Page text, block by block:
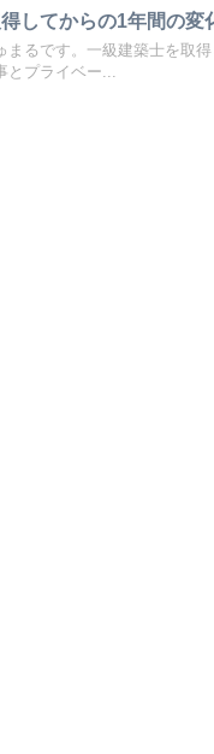
してからの1年間の変
まるです。一級建築士を取
とプライベー...